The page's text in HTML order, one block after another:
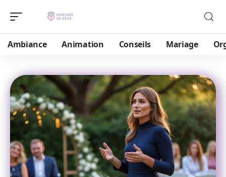
Ambiance Animation Conseils Mariage